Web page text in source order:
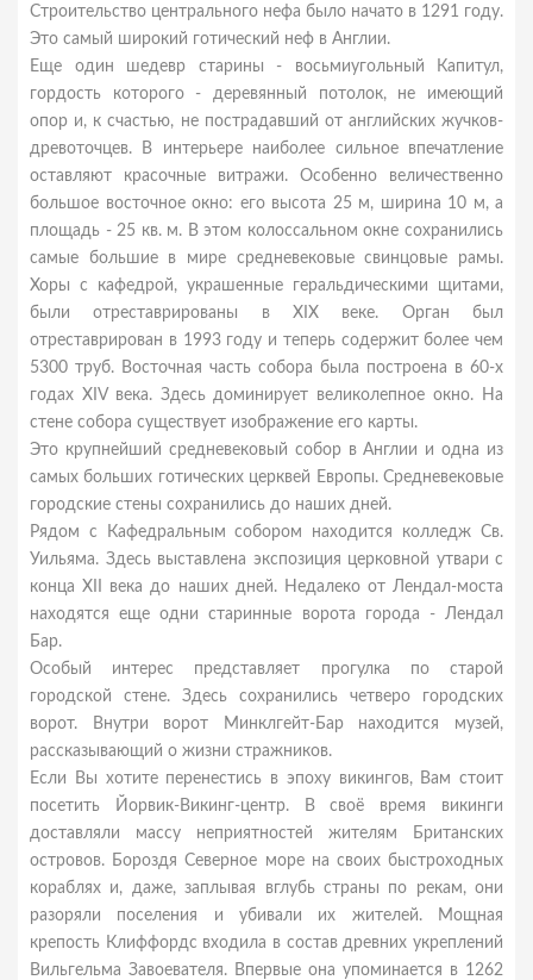
Строительство центрального нефа было начато в 1291 году.
Это самый широкий готический неф в Англии.
Еще один шедевр старины - восьмиугольный Капитул,
гордость которого - деревянный потолок, не имеющий
опор и, к счастью, не пострадавший от английских жучков-
древоточцев. В интерьере наиболее сильное впечатление
оставляют красочные витражи. Особенно величественно
большое восточное окно: его высота 25 м, ширина 10 м, а
площадь - 25 кв. м. В этом колоссальном окне сохранились
самые большие в мире средневековые свинцовые рамы.
Хоры с кафедрой, украшенные геральдическими щитами,
были отреставрированы в XIX веке. Орган был
отреставрирован в 1993 году и теперь содержит более чем
5300 труб. Восточная часть собора была построена в 60-х
годах XIV века. Здесь доминирует великолепное окно. На
стене собора существует изображение его карты.
Это крупнейший средневековый собор в Англии и одна из
самых больших готических церквей Европы. Средневековые
городские стены сохранились до наших дней.
Рядом с Кафедральным собором находится колледж Св.
Уильяма. Здесь выставлена экспозиция церковной утвари с
конца XII века до наших дней. Недалеко от Лендал-моста
находятся еще одни старинные ворота города - Лендал
Бар.
Особый интерес представляет прогулка по старой
городской стене. Здесь сохранились четверо городских
ворот. Внутри ворот Минклгейт-Бар находится музей,
рассказывающий о жизни стражников.
Если Вы хотите перенестись в эпоху викингов, Вам стоит
посетить Йорвик-Викинг-центр. В своё время викинги
доставляли массу неприятностей жителям Британских
островов. Бороздя Северное море на своих быстроходных
кораблях и, даже, заплывая вглубь страны по рекам, они
разоряли поселения и убивали их жителей. Мощная
крепость Клиффордс входила в состав древних укреплений
Вильгельма Завоевателя. Впервые она упоминается в 1262